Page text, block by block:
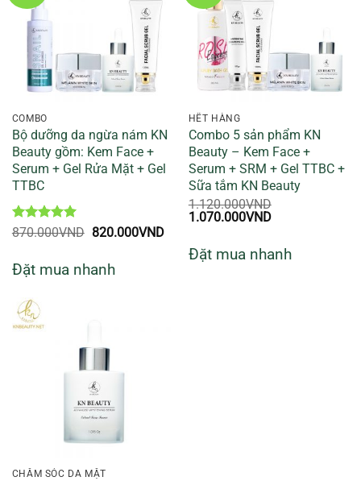
COMBO
Bộ dưỡng da ngừa nám KN
Beauty gồm: Kem Face +
Serum + Gel Rửa Mặt + Gel
TTBC
Được xếp
870.000VND Giá
870.000VND.
820.000VNDGiá
Đặt mua nhanh
HẾT HÀNG
Combo 5 sản phẩm KN
Beauty – Kem Face +
Serum + SRM + Gel TTBC +
Sữa tắm KN Beauty
1.120.000VND
Giá
1.120.000VND.
1.070.000VNDGiá
là:
Đặt mua nhanh
CHĂM SÓC DA MẶT